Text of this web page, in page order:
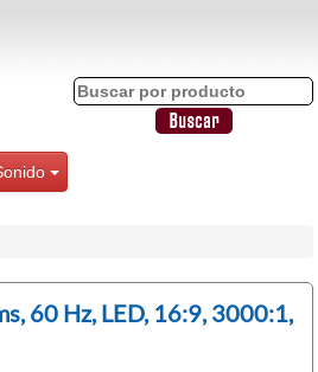
60 Hz, LED, 16:9, 3000:1,